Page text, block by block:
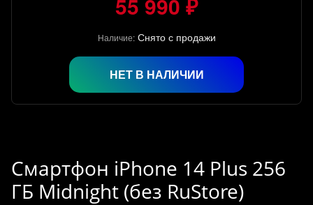
Наличие: Снято с продажи
НЕТ В НАЛИЧИИ
Смартфон iPhone 14 Plus 256
ГБ Midnight (без RuStore)